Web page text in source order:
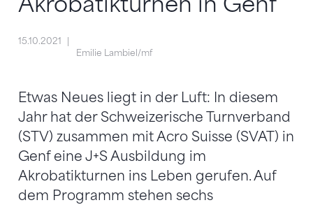
15.10.2021
Emilie Lambiel/mf
Etwas Neues liegt in der Luft: In diesem
Jahr hat der Schweizerische Turnverband
(STV) zusammen mit Acro Suisse (SVAT) in
Genf eine J+S Ausbildung im
Akrobatikturnen ins Leben gerufen. Auf
dem Programm stehen sechs